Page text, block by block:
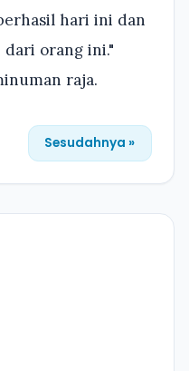
hari ini dan
dari orang ini."
raja.
Sesudahnya »